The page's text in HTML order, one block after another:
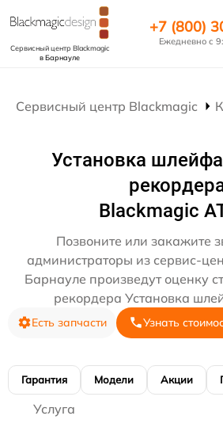
Сервисный центр Blackmagic
в Барнауле
+7 (800)
Ежедневно с
Сервисный центр Blackmagic
Установка
Blackmagic
Позвоните или закажите
администраторы из сервис-
Барнауле произведут оценку
рекордера Установка
Есть запчасти Узнать
Гарантия Модели Акции
Услуга